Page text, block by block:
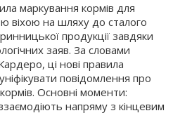
маркування кормів для
віхою на шляху до сталого
продукції завдяки
заяв. За словами
ці нові правила
повідомлення про
Основні моменти:
напряму з кінцевим